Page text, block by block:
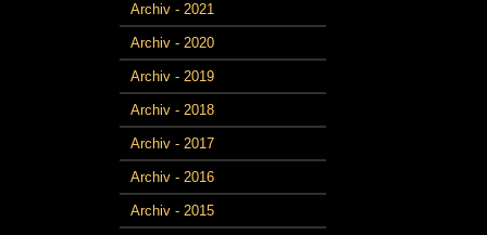
Archiv - 2021
Archiv - 2020
Archiv - 2019
Archiv - 2018
Archiv - 2017
Archiv - 2016
Archiv - 2015